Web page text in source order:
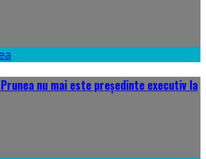
Prunea nu mai este președinte executiv la